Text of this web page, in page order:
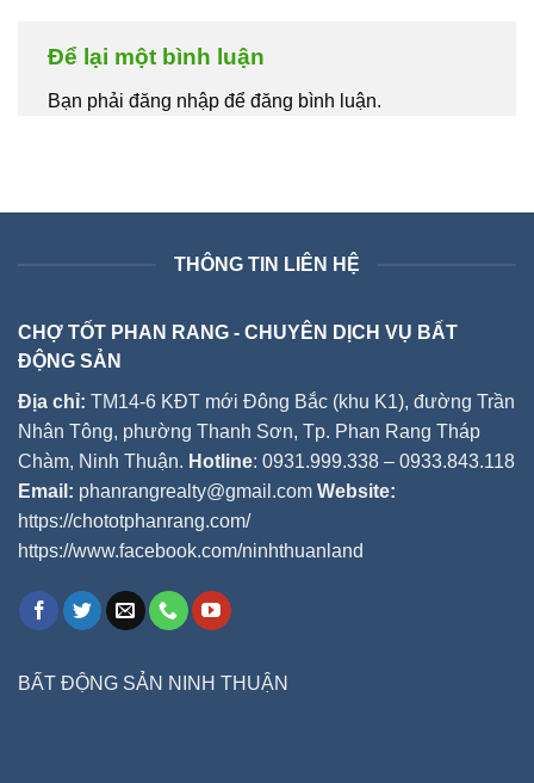
Để lại một bình luận
Bạn phải đăng nhập để đăng bình luận.
THÔNG TIN LIÊN HỆ
CHỢ TỐT PHAN RANG - CHUYÊN DỊCH VỤ BẤT
ĐỘNG SẢN
Địa chỉ: TM14-6 KĐT mới Đông Bắc (khu K1), đường Trần
Nhân Tông, phường Thanh Sơn, Tp. Phan Rang Tháp
Chàm, Ninh Thuận. Hotline: 0931.999.338 – 0933.843.118
Email: phanrangrealty@gmail.com Website:
https://chototphanrang.com/
https://www.facebook.com/ninhthuanland
BẤT ĐỘNG SẢN NINH THUẬN